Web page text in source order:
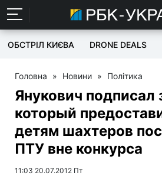
ОБСТРІЛ КИЄВА DRONE DEALS
Головна » Новини » Політика
Янукович подписал
который
детям шахтеров
ПТУ вне конкурса
11:03 20.07.2012 Пт